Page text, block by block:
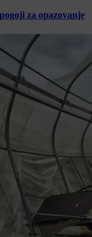
za opazovanje